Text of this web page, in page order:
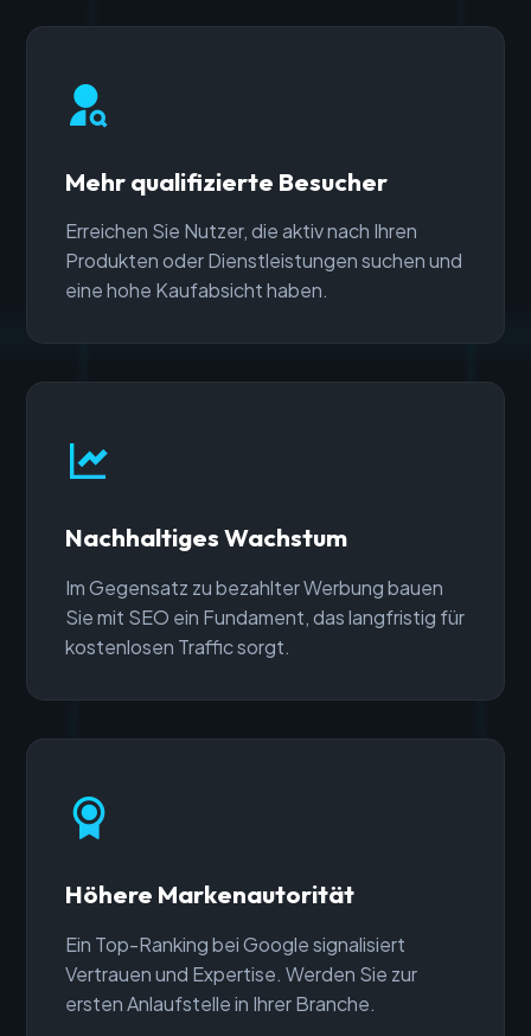
Mehr qualifizierte Besucher
Erreichen Sie Nutzer, die aktiv nach Ihren
Produkten oder Dienstleistungen suchen und
eine hohe Kaufabsicht haben.
Nachhaltiges Wachstum
Im Gegensatz zu bezahlter Werbung bauen
Sie mit SEO ein Fundament, das langfristig für
kostenlosen Traffic sorgt.
Höhere Markenautorität
Ein Top-Ranking bei Google signalisiert
Vertrauen und Expertise. Werden Sie zur
ersten Anlaufstelle in Ihrer Branche.